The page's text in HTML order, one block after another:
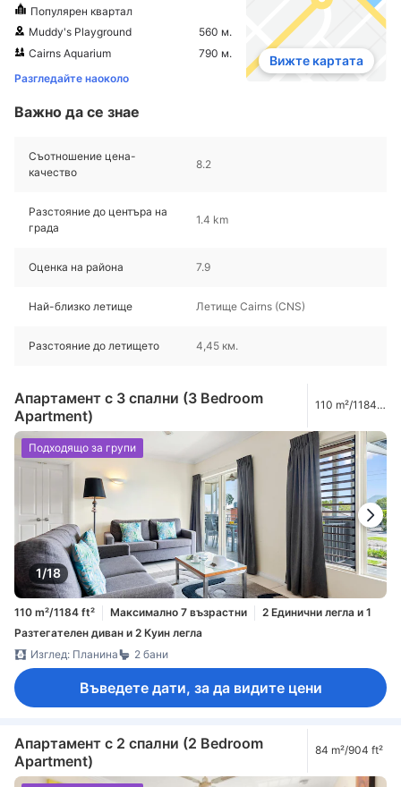
Популярен квартал
Muddy's Playground
560 м.
Cairns Aquarium
790 м.
Разгледайте наоколо
Вижте картата
Важно да се знае
Съотношение цена-
качество
8.2
Разстояние до центъра на
града
1.4 km
Оценка на района 7.9
Най-близко летище Летище Cairns (CNS)
Разстояние до летището 4,45 км.
Апартамент с 3 спални (3 Bedroom
Apartment)
110 m²/1184
1/18
Подходящо за групи
110 m²/1184 ft² Максимално 7 възрастни
2 Единични легла и 1
Разтегателен диван и 2 Куин легла
Изглед: Планина
2 бани
Въведете дати, за да видите цени
Апартамент с 2 спални (2 Bedroom
Apartment)
84 m²/904 ft²